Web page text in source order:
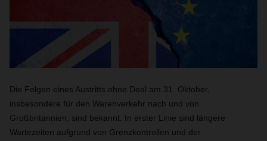
Die Folgen eines Austritts ohne Deal am 31. Oktober,
insbesondere für den Warenverkehr nach und von
Großbritannien, sind bekannt. In erster Linie sind längere
Wartezeiten aufgrund von Grenzkontrollen und der